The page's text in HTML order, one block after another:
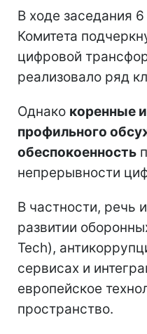
В ходе заседания
Комитета
цифровой
реализовало ряд
Однако коренные
профильного
обеспокоенность
непрерывности
В частности, речь
развитии
Tech),
сервисах и
европейское
пространство.